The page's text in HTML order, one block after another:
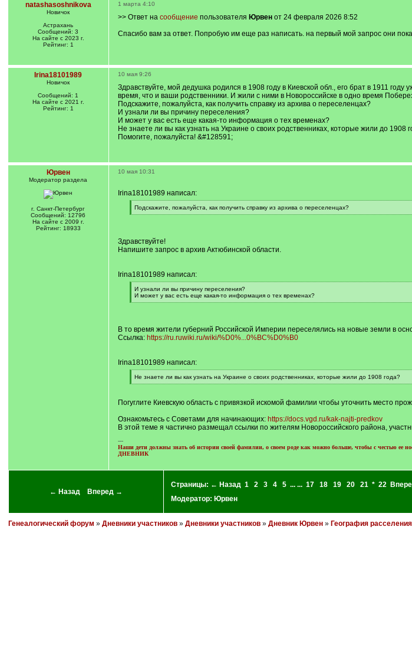
natashasoshnikova
Новичок
Астрахань
Сообщений: 3
На сайте с 2023 г.
Рейтинг: 1
1 марта 4:10
>> Ответ на сообщение пользователя Юрвенот 24 февраля 2026 8:52
Спасибо вам за ответ. Попробую им еще раз написать. на первый мой запрос они
Irina18101989
Новичок
Сообщений: 1
На сайте с 2021 г.
Рейтинг: 1
10 мая 9:26
Здравствуйте, мой дедушка родился в 1908 году в Киевской обл., его брат в 1911
время, что и ваши родственники. И жили с ними в Новороссийске в одно время
Подскажите, пожалуйста, как получить справку из архива о переселенцах?
И узнали ли вы причину переселения?
И может у вас есть еще какая-то информация о тех временах?
Не знаете ли вы как узнать на Украине о своих родственниках, которые жили до 1908
Помогите, пожалуйста! &#128591;
Юрвен
Модератор раздела
г. Санкт-Петербург
Сообщений: 12796
На сайте с 2009 г.
Рейтинг: 18933
10 мая 10:31
Irina18101989 написал:
[
q
Подскажите, пожалуйста, как получить справку из архива о переселенцах?
[
Здравствуйте!
Напишите запрос в архив Актюбинской области.
Irina18101989 написал:
[
q
]
И узнали ли вы причину переселения?
И может у вас есть еще какая-то информация о тех временах?
[
В то время жители губерний Российской Империи переселялись на новые земли в
Ссылка: https://ru.ruwiki.ru/wiki/%D0%...0%BC%D0%B0
Irina18101989 написал:
[
q
Не знаете ли вы как узнать на Украине о своих родственниках, которые жили до 1908 года?
[
]
Погуглите Киевскую область с привязкой искомой фамилии чтобы уточнить место
Ознакомьтесь с Советами для начинающих: https://docs.vgd.ru/kak-najti-predkov
В этой теме я частично размещал ссылки по жителям Новороссийского района,
---
Наши дети должны знать об истории своей фамилии, о своем роде как можно больше, чтобы с честью ее
ДНЕВНИК
← Назад Вперед →
Страницы: ← Назад 1 2 3 4 5 ... ... 17 18 19 20 21 * 22
Модератор: Юрвен
Генеалогический форум » Дневники участников» Дневники участников» Дневник Юрвен» География